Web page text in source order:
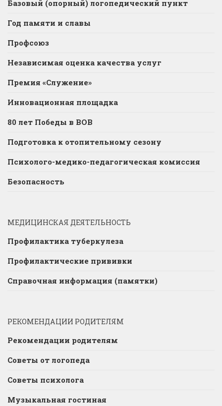
Базовый (опорный) логопедический пункт
Год памяти и славы
Профсоюз
Независимая оценка качества услуг
Премия «Служение»
Инновационная площадка
80 лет Победы в ВОВ
Подготовка к отопительному сезону
Психолого-медико-педагогическая комиссия
Безопасность
МЕДИЦИНСКАЯ ДЕЯТЕЛЬНОСТЬ
Профилактика туберкулеза
Профилактические прививки
Справочная информация (памятки)
РЕКОМЕНДАЦИИ РОДИТЕЛЯМ
Рекомендации родителям
Советы от логопеда
Советы психолога
Музыкальная гостиная